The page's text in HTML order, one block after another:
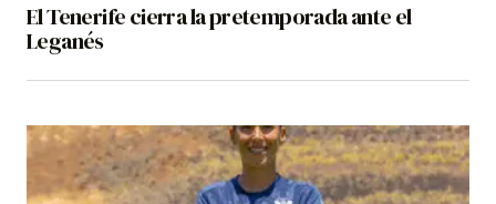
El Tenerife cierra la pretemporada ante el
Leganés